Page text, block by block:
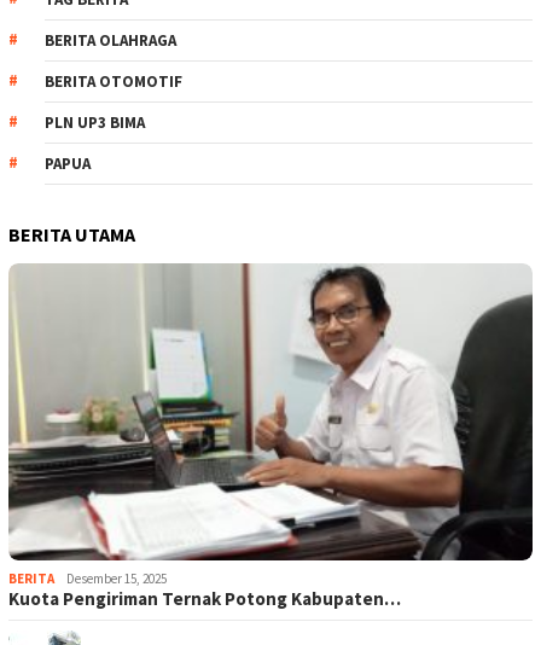
BERITA OLAHRAGA
BERITA OTOMOTIF
PLN UP3 BIMA
PAPUA
BERITA UTAMA
BERITA Desember 15, 2025
Kuota Pengiriman Ternak Potong Kabupaten…